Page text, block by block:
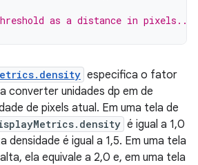
as a distance in pixels...
especifica o fator
converter unidades dp em de
de pixels atual. Em uma tela de
é igual a 1,0
densidade é igual a 1,5. Em uma tela
ela equivale a 2,0 e, em uma tela